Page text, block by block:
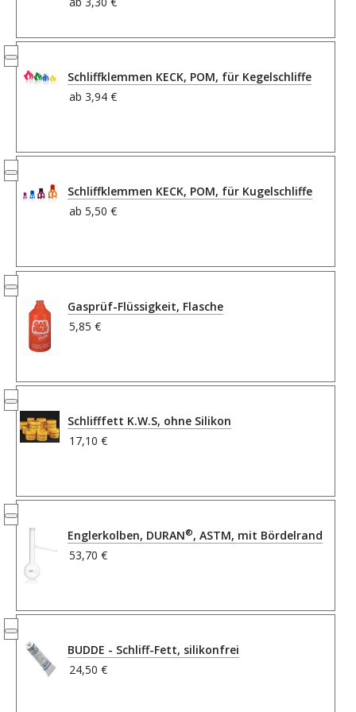
Schliffklemmen KECK, POM, für Kegelschliffe
ab 3,94 €
Schliffklemmen KECK, POM, für Kugelschliffe
ab 5,50 €
Gasprüf-Flüssigkeit, Flasche
5,85 €
Schlifffett K.W.S, ohne Silikon
17,10 €
Englerkolben, DURAN®, ASTM, mit Bördelrand
53,70 €
BUDDE - Schliff-Fett, silikonfrei
24,50 €